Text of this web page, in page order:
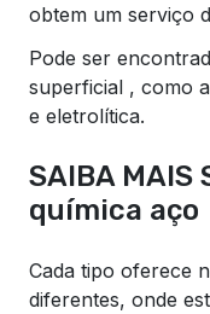
obtem um serviço
Pode ser
superficial , como
e eletrolítica.
SAIBA MAIS
química aço
Cada tipo oferece
diferentes, onde